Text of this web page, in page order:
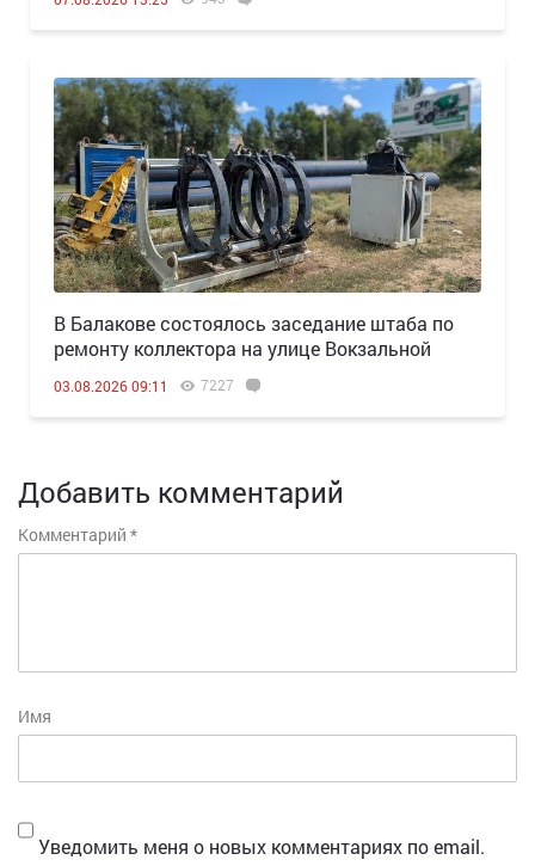
В Балакове состоялось заседание штаба по
ремонту коллектора на улице Вокзальной
03.08.2026 09:11 7227
Добавить комментарий
Комментарий *
Имя
Уведомить меня о новых комментариях по email.